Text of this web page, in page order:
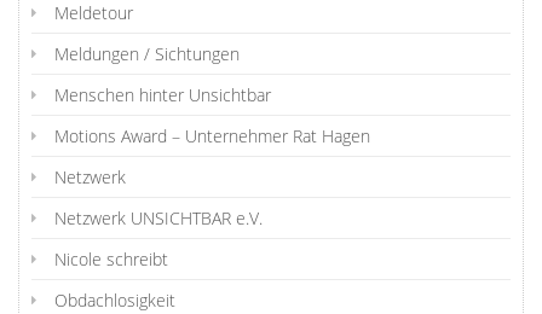
Meldetour
Meldungen / Sichtungen
Menschen hinter Unsichtbar
Motions Award – Unternehmer Rat Hagen
Netzwerk
Netzwerk UNSICHTBAR e.V.
Nicole schreibt
Obdachlosigkeit